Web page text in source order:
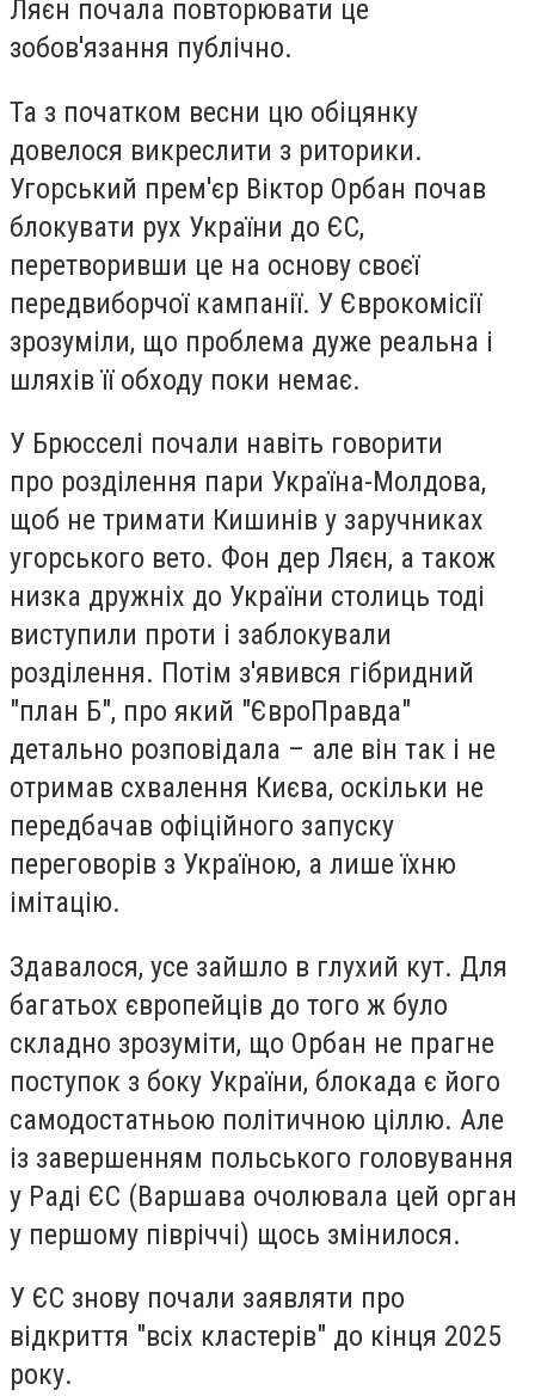
Ляєн почала повторювати це
зобов'язання публічно.
Та з початком весни цю обіцянку
довелося викреслити з риторики.
Угорський прем'єр Віктор Орбан почав
блокувати рух України до ЄС,
перетворивши це на основу своєї
передвиборчої кампанії. У Єврокомісії
зрозуміли, що проблема дуже реальна і
шляхів її обходу поки немає.
У Брюсселі почали навіть говорити
про розділення пари Україна-Молдова,
щоб не тримати Кишинів у заручниках
угорського вето. Фон дер Ляєн, а також
низка дружніх до України столиць тоді
виступили проти і заблокували
розділення. Потім з'явився гібридний
"план Б", про який "ЄвроПравда"
детально розповідала – але він так і не
отримав схвалення Києва, оскільки не
передбачав офіційного запуску
переговорів з Україною, а лише їхню
імітацію.
Здавалося, усе зайшло в глухий кут. Для
багатьох європейців до того ж було
складно зрозуміти, що Орбан не прагне
поступок з боку України, блокада є його
самодостатньою політичною ціллю. Але
із завершенням польського головування
у Раді ЄС (Варшава очолювала цей орган
у першому півріччі) щось змінилося.
У ЄС знову почали заявляти про
відкриття "всіх кластерів" до кінця 2025
року.